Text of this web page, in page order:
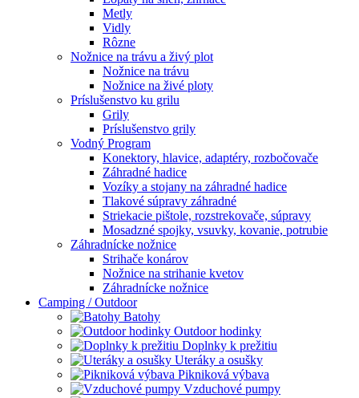
Metly
Vidly
Rôzne
Nožnice na trávu a živý plot
Nožnice na trávu
Nožnice na živé ploty
Príslušenstvo ku grilu
Grily
Príslušenstvo grily
Vodný Program
Konektory, hlavice, adaptéry, rozbočovače
Záhradné hadice
Vozíky a stojany na záhradné hadice
Tlakové súpravy záhradné
Striekacie pištole, rozstrekovače, súpravy
Mosadzné spojky, vsuvky, kovanie, potrubie
Záhradnícke nožnice
Strihače konárov
Nožnice na strihanie kvetov
Záhradnícke nožnice
Camping / Outdoor
Batohy
Outdoor hodinky
Doplnky k prežitiu
Uteráky a osušky
Pikniková výbava
Vzduchové pumpy